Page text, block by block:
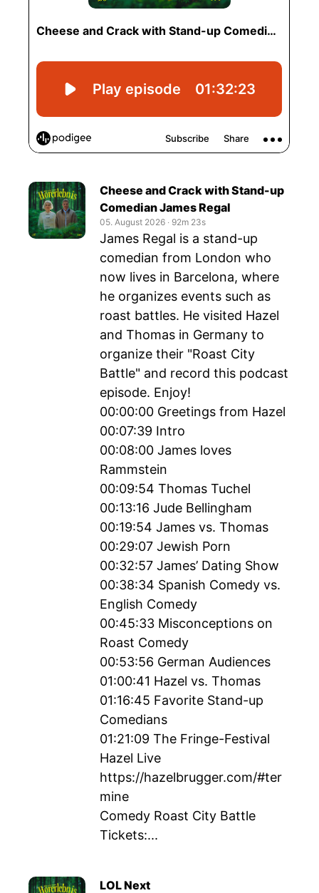
Cheese and Crack with Stand-up
Comedian James Regal
05. August 2026 ‧ 92m 23s
James Regal is a stand-up
comedian from London who
now lives in Barcelona, where
he organizes events such as
roast battles. He visited Hazel
and Thomas in Germany to
organize their "Roast City
Battle" and record this podcast
episode. Enjoy!
00:00:00 Greetings from Hazel
00:07:39 Intro
00:08:00 James loves
Rammstein
00:09:54 Thomas Tuchel
00:13:16 Jude Bellingham
00:19:54 James vs. Thomas
00:29:07 Jewish Porn
00:32:57 James’ Dating Show
00:38:34 Spanish Comedy vs.
English Comedy
00:45:33 Misconceptions on
Roast Comedy
00:53:56 German Audiences
01:00:41 Hazel vs. Thomas
01:16:45 Favorite Stand-up
Comedians
01:21:09 The Fringe-Festival
Hazel Live
https://hazelbrugger.com/#ter
mine
Comedy Roast City Battle
Tickets:...
LOL Next